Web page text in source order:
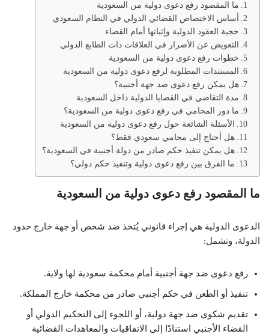
ما المقصود رفع دعوى دولية من السعودية
أساس الاختصاص القضائي الدولي في النظام السعودي
حجية العقود الدولية وإثباتها أمام القضاء
التعويض عن الأضرار في العلاقات ذات الطابع الدولي
خطوات رفع دعوى دولية من السعودية
المستندات المطلوبة لرفع دعوى دولية من السعودية
هل يمكن رفع دعوى ضد جهة أجنبية؟
مدة التقاضي في القضايا الدولية داخل السعودية
ما دور المحامي في رفع دعوى دولية من السعودية؟
الأسئلة الشائعة حول رفع دعوى دولية من السعودية
هل أحتاج إلى محامي سعودي فقط؟
هل يمكن تنفيذ حكم صادر من دولة أجنبية في السعودية؟
ما الفرق بين رفع دعوى دولية وتنفيذ حكم دولي؟
ما المقصود رفع دعوى دولية من السعودية
الدعوى الدولية هي إجراء قانوني يُتخذ ضد شخص أو جهة خارج حدود
الدولة، وتشمل:
رفع دعوى ضد جهة أجنبية أمام محكمة سعودية لها ولاية.
تنفيذ أو الطعن في حكم أجنبي صادر من محكمة خارج المملكة.
تقديم شكوى ضد جهة دولية، أو اللجوء إلى التحكيم الدولي أو
القضاء الأجنبي استنادًا إلى الاتفاقيات والمعاهدات القضائية